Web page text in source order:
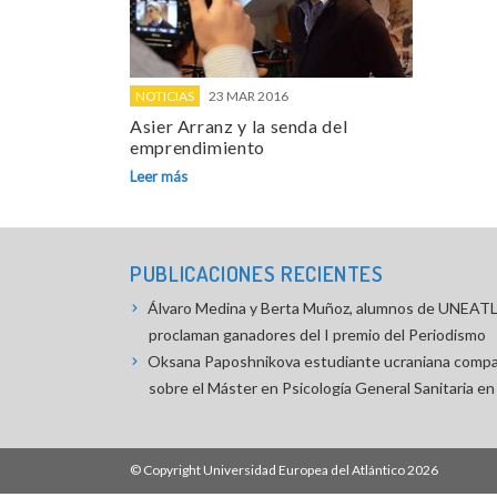
NOTICIAS 23 MAR 2016
Asier Arranz y la senda del
emprendimiento
Leer más
PUBLICACIONES RECIENTES
Álvaro Medina y Berta Muñoz, alumnos de
proclaman ganadores del I premio del Periodismo
Oksana Paposhnikova estudiante ucraniana
sobre el Máster en Psicología General Sanitaria
© Copyright Universidad Europea del Atlántico2026